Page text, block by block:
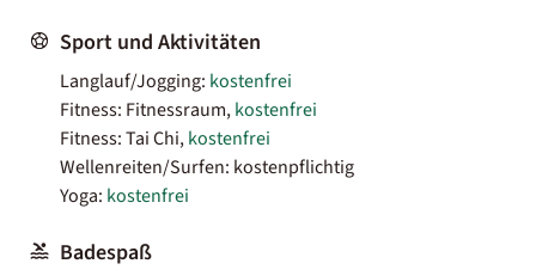
Sport und Aktivitäten
Langlauf/Jogging: kostenfrei
Fitness: Fitnessraum,kostenfrei
Fitness: Tai Chi,kostenfrei
Wellenreiten/Surfen: kostenpflichtig
Yoga: kostenfrei
Badespaß